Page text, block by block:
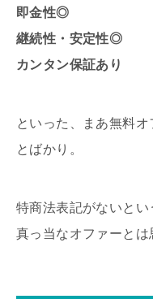
即金性◎
継続性・安定性◎
カンタン保証あり
といった、まあ無料
とばかり。
特商法表記がないとい
真っ当なオファーとは